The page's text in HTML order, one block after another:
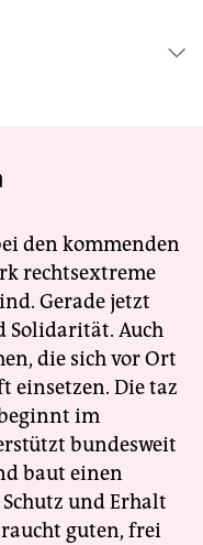
den kommenden
rechtsextreme
Gerade jetzt
Solidarität. Auch
die sich vor Ort
einsetzen. Die taz
im
bundesweit
baut einen
und Erhalt
guten, frei